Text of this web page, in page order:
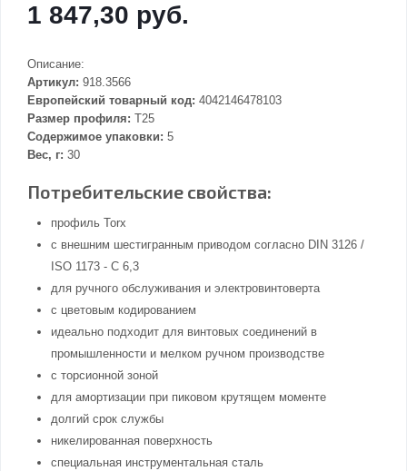
1 847,30 руб.
Описание:
Артикул: 918.3566
Европейский товарный код: 4042146478103
Размер профиля: T25
Содержимое упаковки: 5
Вес, г: 30
Потребительские свойства:
профиль Torx
с внешним шестигранным приводом согласно DIN 3126 /
ISO 1173 - C 6,3
для ручного обслуживания и электровинтоверта
с цветовым кодированием
идеально подходит для винтовых соединений в
промышленности и мелком ручном производстве
с торсионной зоной
для амортизации при пиковом крутящем моменте
долгий срок службы
никелированная поверхность
специальная инструментальная сталь